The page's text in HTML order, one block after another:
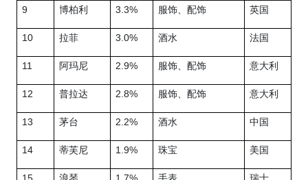
9 博柏利 3.3% 服饰、配饰 英国
10 拉菲 3.0% 酒水 法国
11 阿玛尼 2.9% 服饰、配饰 意大利
12 普拉达 2.8% 服饰、配饰 意大利
13 茅台 2.2% 酒水 中国
14 蒂芙尼 1.9% 珠宝 美国